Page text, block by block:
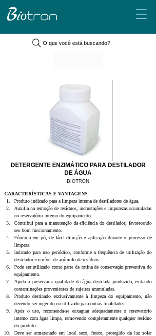
O que você está buscando?
DETERGENTE ENZIMÁTICO PARA DESTILADOR
DE ÁGUA
BIOTRON
CARACTERÍSTICAS E VANTAGENS
Produto indicado para a limpeza interna de destiladores de água.
Auxilia na remoção de resíduos, incrustações e impurezas acumuladas
no reservatório interno do equipamento.
Contribui para a manutenção da eficiência do destilador, favorecendo
seu bom funcionamento.
Fórmula em pó, de fácil diluição e aplicação durante o processo de
limpeza.
Indicado para uso periódico, conforme a frequência de utilização do
destilador e o nível de acúmulo de resíduos.
Pode ser utilizado como parte da rotina de conservação preventiva do
equipamento.
Ajuda a preservar a qualidade da água destilada produzida, evitando
contaminações provenientes de sujeiras acumuladas.
Produto destinado exclusivamente à limpeza do equipamento, não
devendo ser ingerido ou utilizado para outras finalidades.
Após o uso, recomenda-se enxaguar adequadamente o reservatório
interno com água limpa, removendo completamente qualquer resíduo
do produto.
Deve ser armazenado em local seco, fresco, protegido da luz solar